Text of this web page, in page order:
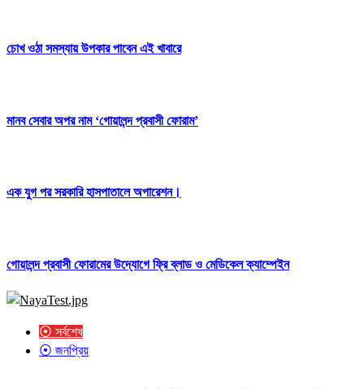
চোখ ওঠা সমস্যায় উপকার পাবেন এই খাবারে
মানব সেবার অপর নাম ‘গোয়ালন্দ প্রবাসী ফোরাম’
এক যুগ পর সরকারি হাসপাতালে অপারেশন।
গোয়ালন্দ প্রবাসী ফোরামের উদ্যোগে ফ্রি ব্লাড ও মেডিকেল ক্যাম্পেইন
⦿ সর্বশেষ
⦿ জনপ্রিয়